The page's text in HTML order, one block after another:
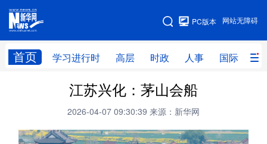
网站无障碍
PC版本
首页 学习进行时 高层 时政 人事 国际 财
网站地图
高层 时政
财经 网评
台湾 思客智库 全球连线 教育
江苏兴化：茅山会船
2026-04-07 09:30:39 来源：新华网